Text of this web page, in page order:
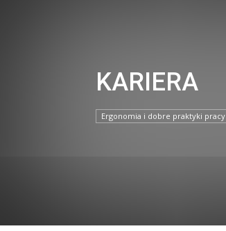
KARIERA
Ergonomia i dobre praktyki pracy